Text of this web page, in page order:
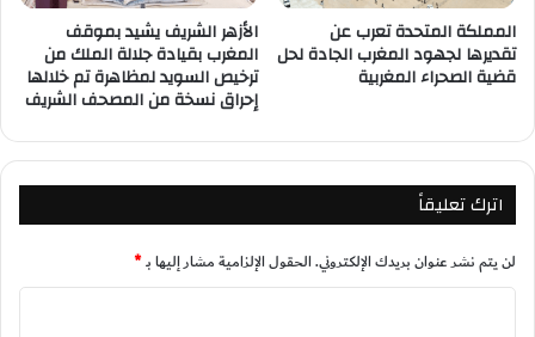
المملكة المتحدة تعرب عن
تقديرها لجهود المغرب الجادة لحل
قضية الصحراء المغربية
الأزهر الشريف يشيد بموقف
المغرب بقيادة جلالة الملك من
ترخيص السويد لمظاهرة تم خلالها
إحراق نسخة من المصحف الشريف
اترك تعليقاً
لن يتم نشر عنوان بريدك الإلكتروني.الحقول الإلزامية مشار إليها بـ*